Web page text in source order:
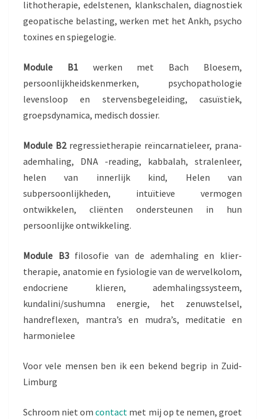
lithotherapie, edelstenen, klankschalen, diagnostiek
geopatische belasting, werken met het Ankh, psycho
toxines en spiegelogie.
Module B1werken met Bach Bloesem,
persoonlijkheidskenmerken, psychopathologie
levensloop en stervensbegeleiding, casuïstiek,
groepsdynamica, medisch dossier.
Module B2regressietherapie reïncarnatieleer, prana-
ademhaling, DNA -reading, kabbalah, stralenleer,
helen van innerlijk kind, Helen van
subpersoonlijkheden, intuïtieve vermogen
ontwikkelen, cliënten ondersteunen in hun
persoonlijke ontwikkeling.
Module B3filosofie van de ademhaling en klier-
therapie, anatomie en fysiologie van de wervelkolom,
endocriene klieren, ademhalingssysteem,
kundalini/sushumna energie, het zenuwstelsel,
handreflexen, mantra’s en mudra’s, meditatie en
harmonielee
Voor vele mensen ben ik een bekend begrip in Zuid-
Limburg
Schroom niet omcontact met mij op te nemen, groet